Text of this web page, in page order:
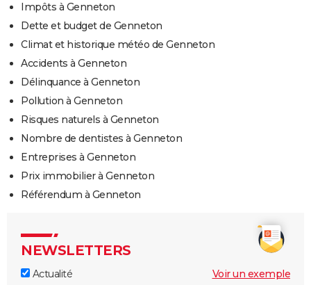
Impôts à Genneton
Dette et budget de Genneton
Climat et historique météo de Genneton
Accidents à Genneton
Délinquance à Genneton
Pollution à Genneton
Risques naturels à Genneton
Nombre de dentistes à Genneton
Entreprises à Genneton
Prix immobilier à Genneton
Référendum à Genneton
NEWSLETTERS
Actualité
Voir un exemple